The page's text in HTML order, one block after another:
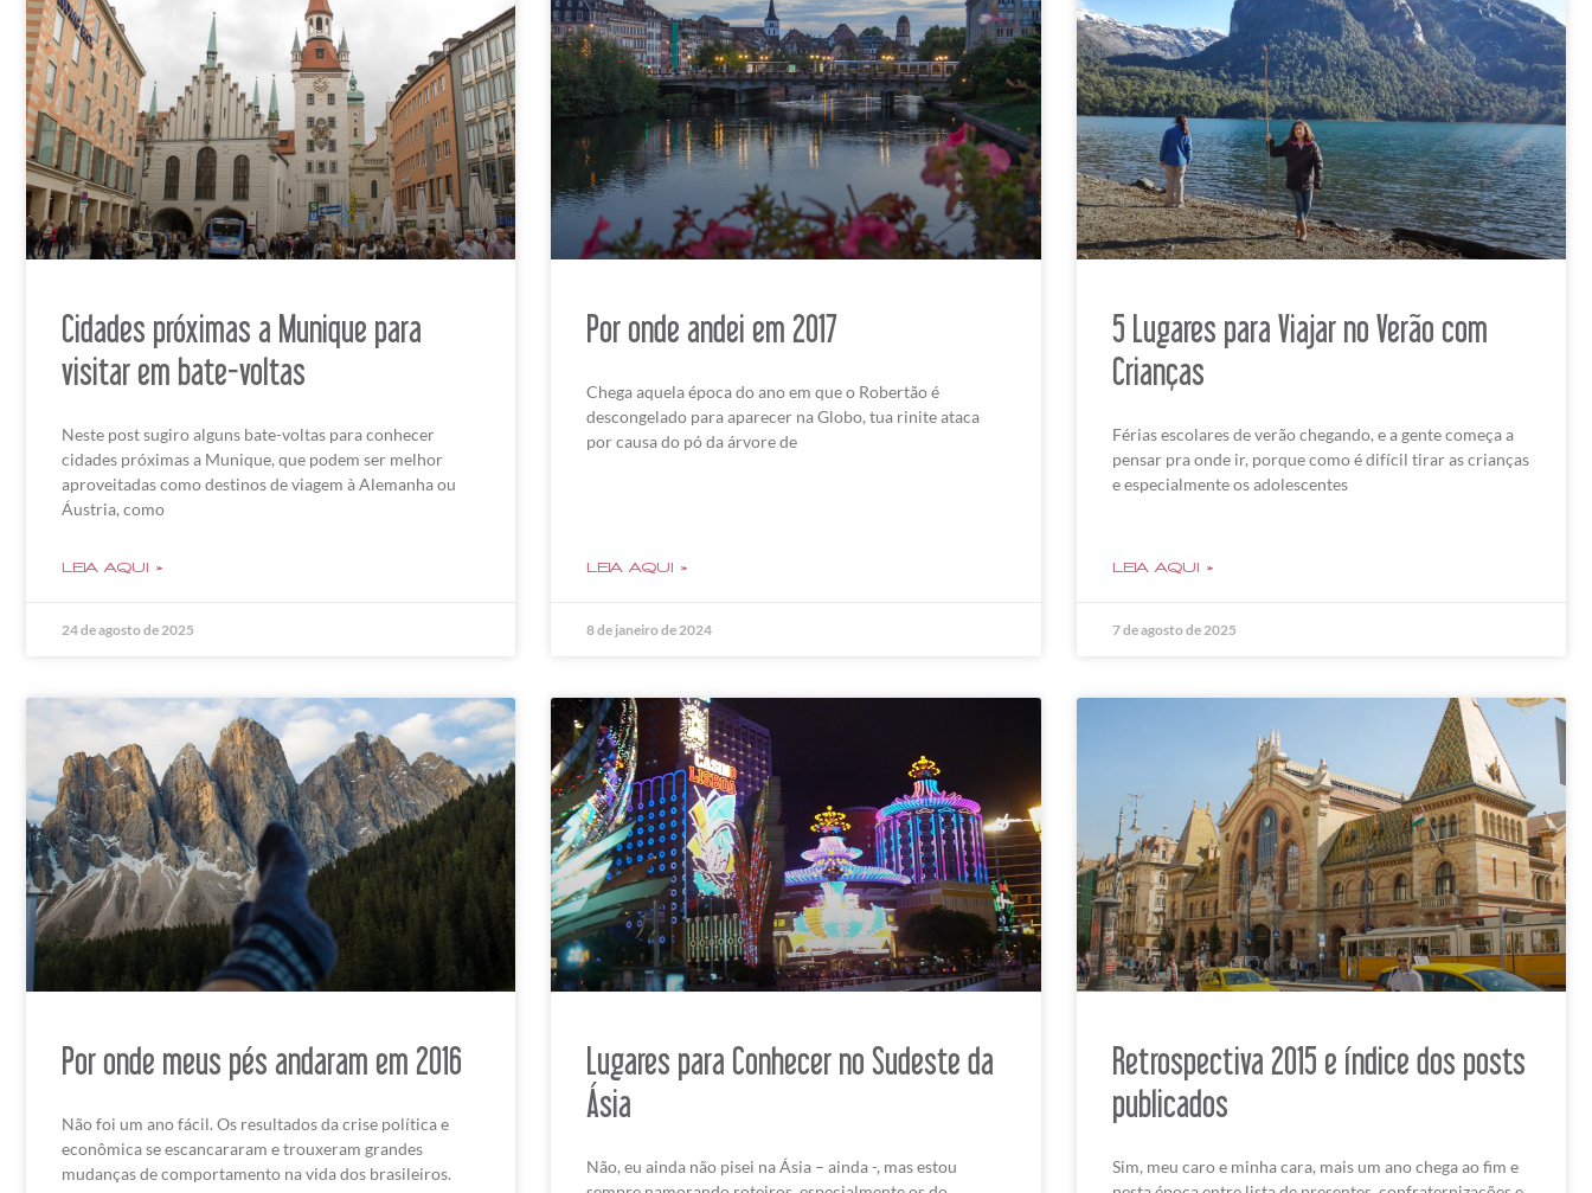
Cidades próximas a Munique para
visitar em bate-voltas
Neste post sugiro alguns bate-voltas para conhecer
cidades próximas a Munique, que podem ser melhor
aproveitadas como destinos de viagem à Alemanha ou
Áustria, como
LEIA AQUI »
24 de agosto de 2025
Por onde andei em 2017
Chega aquela época do ano em que o Robertão é
descongelado para aparecer na Globo, tua rinite ataca
por causa do pó da árvore de
LEIA AQUI »
8 de janeiro de 2024
5 Lugares para Viajar no Verão com
Crianças
Férias escolares de verão chegando, e a gente começa a
pensar pra onde ir, porque como é difícil tirar as crianças
e especialmente os adolescentes
LEIA AQUI »
7 de agosto de 2025
Por onde meus pés andaram em 2016
Não foi um ano fácil. Os resultados da crise política e
econômica se escancararam e trouxeram grandes
mudanças de comportamento na vida dos brasileiros.
Lugares para Conhecer no Sudeste da
Ásia
Não, eu ainda não pisei na Ásia – ainda -, mas estou
Retrospectiva 2015 e índice dos posts
publicados
Sim, meu caro e minha cara, mais um ano chega ao fim e